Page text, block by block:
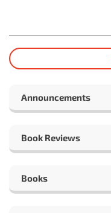
Announcements
Book Reviews
Books